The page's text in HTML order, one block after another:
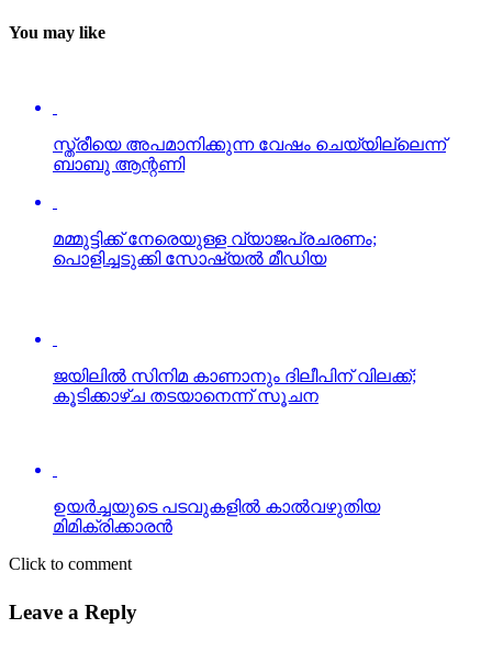
You may like
സ്ത്രീയെ അപമാനിക്കുന്ന വേഷം ചെയ്യില്ലെന്ന്
ബാബു ആന്റണി
മമ്മുട്ടിക്ക് നേരെയുള്ള വ്യാജപ്രചരണം;
പൊളിച്ചടുക്കി സോഷ്യല്‍ മീഡിയ
ജയിലില്‍ സിനിമ കാണാനും ദിലീപിന് വിലക്ക്;
കൂടിക്കാഴ്ച തടയാനെന്ന് സൂചന
ഉയര്‍ച്ചയുടെ പടവുകളില്‍ കാല്‍വഴുതിയ
മിമിക്രിക്കാരന്‍
Click to comment
Leave a Reply